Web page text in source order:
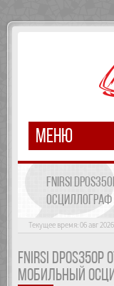
МЕНЮ
FNIRSI
ОСЦИЛЛОГРАФ
Текущее время: 06 авг
FNIRSI
МОБИЛЬНЫЙ